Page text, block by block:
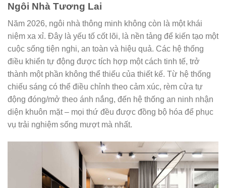
Ngôi Nhà Tương Lai
Năm 2026, ngôi nhà thông minh không còn là một khái
niệm xa xỉ. Đây là yếu tố cốt lõi, là nền tảng để kiến tạo một
cuộc sống tiện nghi, an toàn và hiệu quả. Các hệ thống
điều khiển tự động được tích hợp một cách tinh tế, trở
thành một phần không thể thiếu của thiết kế. Từ hệ thống
chiếu sáng có thể điều chỉnh theo cảm xúc, rèm cửa tự
động đóng/mở theo ánh nắng, đến hệ thống an ninh nhận
diện khuôn mặt – mọi thứ đều được đồng bộ hóa để phục
vụ trải nghiệm sống mượt mà nhất.